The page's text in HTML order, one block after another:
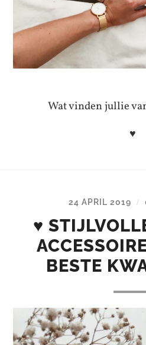
Wat vinden jullie
♥
24 APRIL 2019 /
♥
BESTE